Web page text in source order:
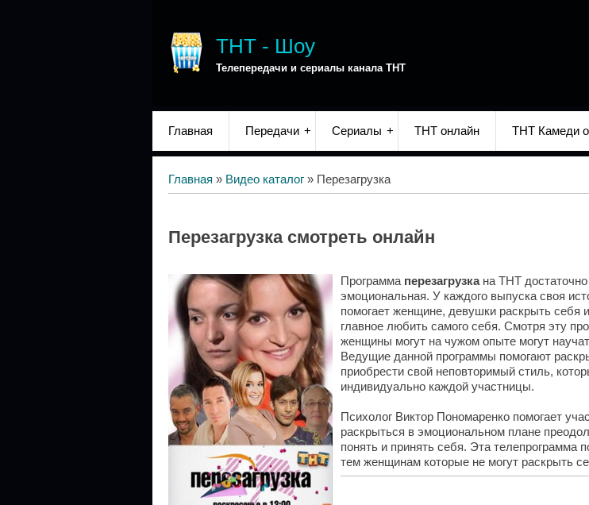
ТНТ - Шоу
Телепередачи и сериалы канала ТНТ
Главная Передачи Сериалы ТНТ онлайн ТНТ Камеди
Главная » Видео каталог » Перезагрузка
Перезагрузка смотреть онлайн
Программа перезагрузкана ТНТ достаточно
эмоциональная. У каждого выпуска своя
помогает женщине, девушки раскрыть себя
главное любить самого себя. Смотря эту
женщины могут на чужом опыте могут
Ведущие данной программы помогают
приобрести свой неповторимый стиль,
индивидуально каждой участницы.
Психолог Виктор Пономаренко помогает
раскрыться в эмоциональном плане
понять и принять себя. Эта телепрограмма
тем женщинам которые не могут раскрыть